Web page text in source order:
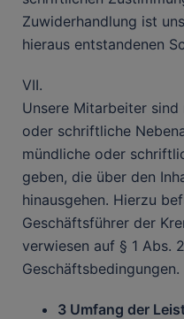
Zuwiderhandlung ist
hieraus entstandenen
VII.
Unsere Mitarbeiter
oder schriftliche
mündliche oder
geben, die über den
hinausgehen. Hierzu
Geschäftsführer der
verwiesen auf § 1 Abs.
Geschäftsbedingungen.
3 Umfang der